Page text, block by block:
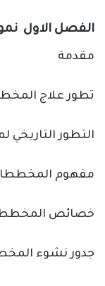
الفصل الاول
مقدمة
تطور علاج
التطور
مفهوم
خصائص
جدور نشوء